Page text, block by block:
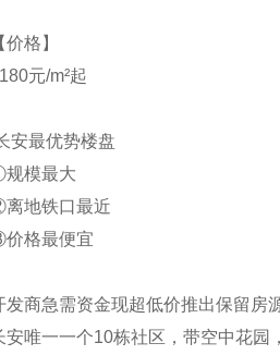
价格】
元/m²起
安最优势楼盘
模最大
地铁口最近
格最便宜
发商急需资金现超低价推出保留房
安唯一一个10栋社区，带空中花园